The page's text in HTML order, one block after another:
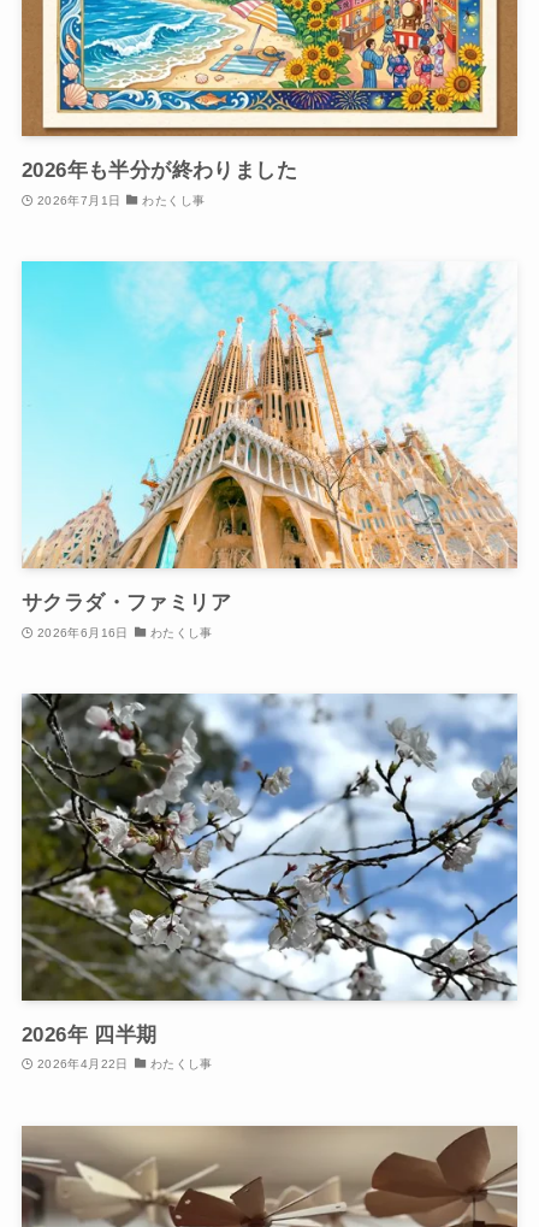
2026年も半分が終わりました
2026年7月1日 わたくし事
サクラダ・ファミリア
2026年6月16日 わたくし事
2026年 四半期
2026年4月22日 わたくし事